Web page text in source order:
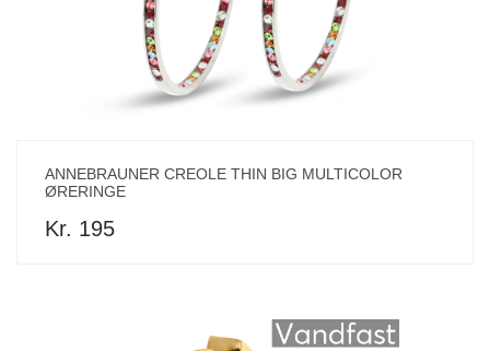
ANNEBRAUNER CREOLE THIN BIG MULTICOLOR
ØRERINGE
Kr. 195